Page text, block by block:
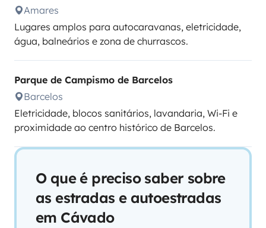
Amares
Lugares amplos para autocaravanas, eletricidade,
água, balneários e zona de churrascos.
Parque de Campismo de Barcelos
Barcelos
Eletricidade, blocos sanitários, lavandaria, Wi-Fi e
proximidade ao centro histórico de Barcelos.
O que é preciso saber sobre
as estradas e autoestradas
em Cávado